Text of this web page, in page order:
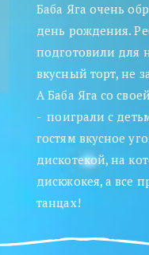
Баба Яга очень
день рождения.
подготовили для
вкусный торт, не
А Баба Яга со
-  поиграли с
гостям вкусное
дискотекой, на
дискжокея, а все
танцах!